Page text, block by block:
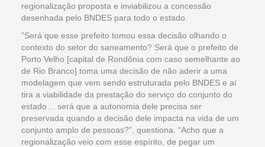
regionalização proposta e inviabilizou a concessão
desenhada pelo BNDES para todo o estado.
”Será que esse prefeito tomou essa decisão olhando o
contexto do setor do saneamento? Será que o prefeito de
Porto Velho [capital de Rondônia com caso semelhante ao
de Rio Branco] toma uma decisão de não aderir a uma
modelagem que vem sendo estruturada pelo BNDES e aí
tira a viabilidade da prestação do serviço do conjunto do
estado… será que a autonomia dele precisa ser
preservada quando a decisão dele impacta na vida de um
conjunto amplo de pessoas?”, questiona. “Acho que a
regionalização veio com esse espírito, de pegar um